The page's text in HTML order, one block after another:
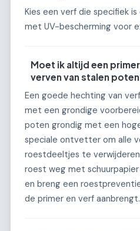
Kies een verf die specifiek
met UV-bescherming voor
Moet ik altijd een
verven van stalen
Een goede hechting van
met een grondige
poten grondig met een
speciale ontvetter om alle
roestdeeltjes te
roest weg met
en breng een
de primer en verf aanbrengt.